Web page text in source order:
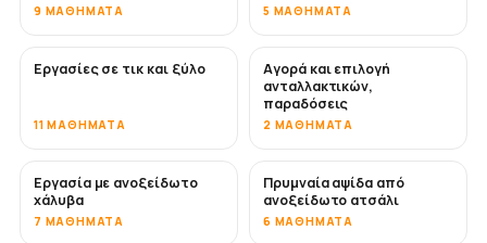
9 ΜΑΘΉΜΑΤΑ 5 ΜΑΘΉΜΑΤΑ
Εργασίες σε τικ και ξύλο
11 ΜΑΘΉΜΑΤΑ
ΣΎΝΤΟΜΑ
Αγορά και επιλογή
ανταλλακτικών,
παραδόσεις
2 ΜΑΘΉΜΑΤΑ
ΣΎΝΤΟΜΑ
Εργασία με ανοξείδωτο
χάλυβα
7 ΜΑΘΉΜΑΤΑ
Πρυμναία αψίδα από
ανοξείδωτο ατσάλι
6 ΜΑΘΉΜΑΤΑ